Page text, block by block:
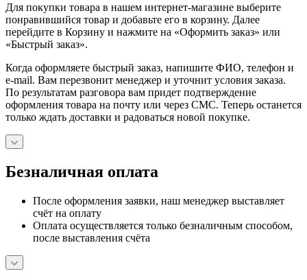
Для покупки товара в нашем интернет-магазине выберите
понравившийся товар и добавьте его в корзину. Далее
перейдите в Корзину и нажмите на «Оформить заказ» или
«Быстрый заказ».
Когда оформляете быстрый заказ, напишите ФИО, телефон и
e-mail. Вам перезвонит менеджер и уточнит условия заказа.
По результатам разговора вам придет подтверждение
оформления товара на почту или через СМС. Теперь останется
только ждать доставки и радоваться новой покупке.
Безналичная оплата
После оформления заявки, наш менеджер выставляет
счёт на оплату
Оплата осуществляется только безналичным способом,
после выставления счёта